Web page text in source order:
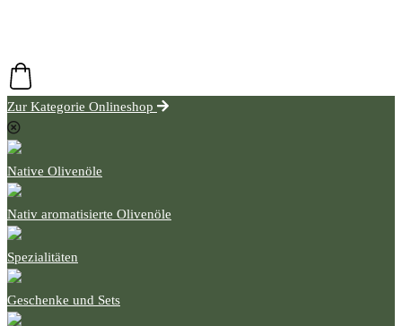
Zur Kategorie Onlineshop
Native Olivenöle
Nativ aromatisierte Olivenöle
Spezialitäten
Geschenke und Sets